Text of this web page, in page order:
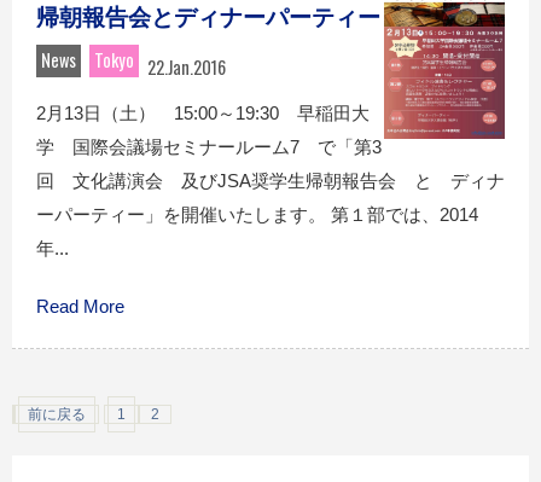
帰朝報告会とディナーパーティー
News
Tokyo 22.Jan.2016
2月13日（土） 15:00～19:30 早稲田大
学 国際会議場セミナールーム7 で「第3
回 文化講演会 及びJSA奨学生帰朝報告会 と ディナ
ーパーティー」を開催いたします。 第１部では、2014
年...
Read More
前に戻る 1 2